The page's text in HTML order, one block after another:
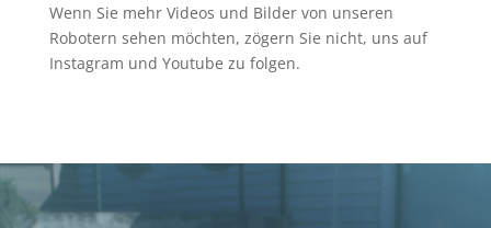
Wenn Sie mehr Videos und Bilder von unseren
Robotern sehen möchten, zögern Sie nicht, uns auf
Instagram und Youtube zu folgen.